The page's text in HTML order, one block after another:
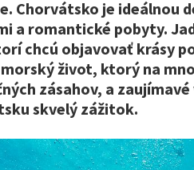
Chorvátsko je ideálnou
a romantické pobyty.
chcú objavovať krásy
život, ktorý na
zásahov, a
skvelý zážitok.